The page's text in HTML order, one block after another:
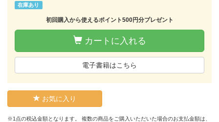
在庫あり
初回購入から使えるポイント500円分プレゼント
カートに入れる
電子書籍はこちら
お気に入り
※1点の税込金額となります。 複数の商品をご購入いただいた場合のお支払金額は、